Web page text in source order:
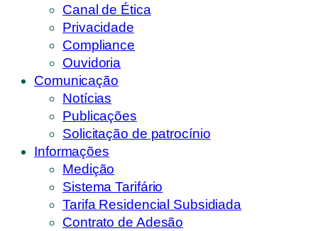
Canal de Ética
Privacidade
Compliance
Ouvidoria
Comunicação
Notícias
Publicações
Solicitação de patrocínio
Informações
Medição
Sistema Tarifário
Tarifa Residencial Subsidiada
Contrato de Adesão